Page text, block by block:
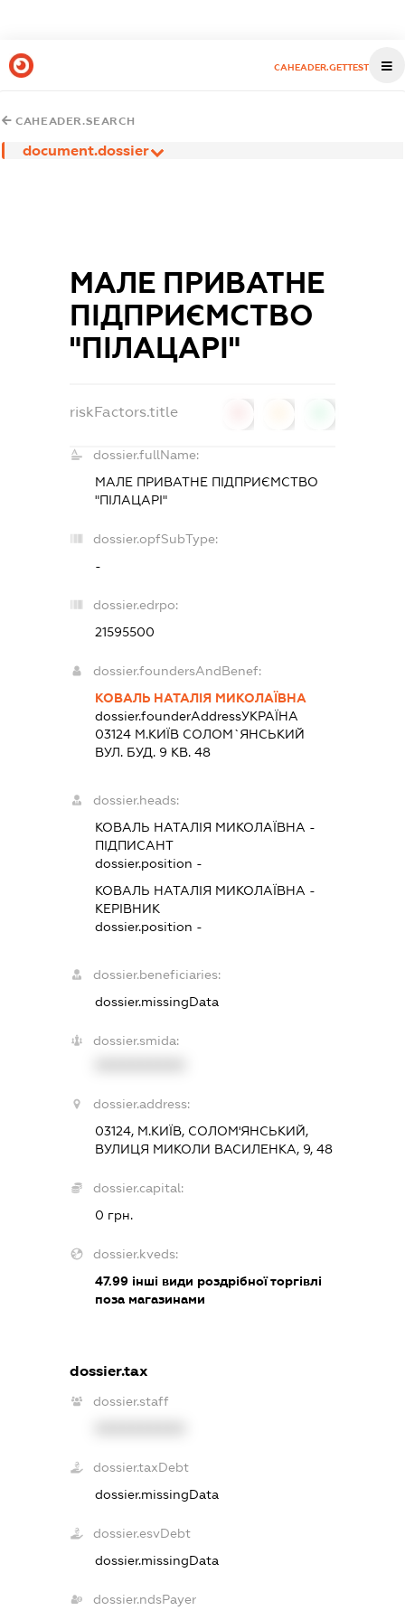
CAHEADER.GETTEST
CAHEADER.SEARCH
document.dossier
МАЛЕ ПРИВАТНЕ
ПІДПРИЄМСТВО
"ПІЛАЦАРІ"
riskFactors.title
dossier.fullName:
МАЛЕ ПРИВАТНЕ ПІДПРИЄМСТВО
"ПІЛАЦАРІ"
dossier.opfSubType:
-
dossier.edrpo:
21595500
dossier.foundersAndBenef:
КОВАЛЬ НАТАЛІЯ МИКОЛАЇВНА
dossier.founderAddressУКРАЇНА
03124 М.КИЇВ СОЛОМ`ЯНСЬКИЙ
ВУЛ. БУД. 9 КВ. 48
dossier.heads:
КОВАЛЬ НАТАЛІЯ МИКОЛАЇВНА -
ПІДПИСАНТ
dossier.position -
КОВАЛЬ НАТАЛІЯ МИКОЛАЇВНА -
КЕРІВНИК
dossier.position -
dossier.beneficiaries:
dossier.missingData
dossier.smida:
dossier.address:
03124, М.КИЇВ, СОЛОМ'ЯНСЬКИЙ,
ВУЛИЦЯ МИКОЛИ ВАСИЛЕНКА, 9, 48
dossier.capital:
0 грн.
dossier.kveds:
47.99 інші види роздрібної торгівлі
поза магазинами
dossier.tax
dossier.staff
dossier.taxDebt
dossier.missingData
dossier.esvDebt
dossier.missingData
dossier.ndsPayer